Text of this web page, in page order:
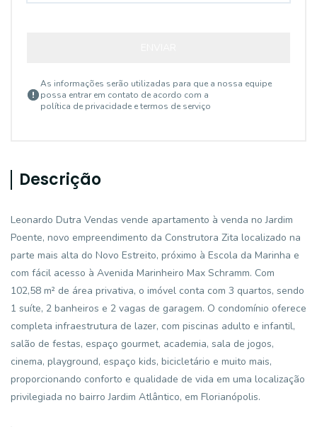
As informações serão utilizadas para que a nossa equipe
possa entrar em contato de acordo com a
política de privacidade e termos de serviço
Descrição
Leonardo Dutra Vendas vende apartamento à venda no Jardim
Poente, novo empreendimento da Construtora Zita localizado na
parte mais alta do Novo Estreito, próximo à Escola da Marinha e
com fácil acesso à Avenida Marinheiro Max Schramm. Com
102,58 m² de área privativa, o imóvel conta com 3 quartos, sendo
1 suíte, 2 banheiros e 2 vagas de garagem. O condomínio oferece
completa infraestrutura de lazer, com piscinas adulto e infantil,
salão de festas, espaço gourmet, academia, sala de jogos,
cinema, playground, espaço kids, bicicletário e muito mais,
proporcionando conforto e qualidade de vida em uma localização
privilegiada no bairro Jardim Atlântico, em Florianópolis.